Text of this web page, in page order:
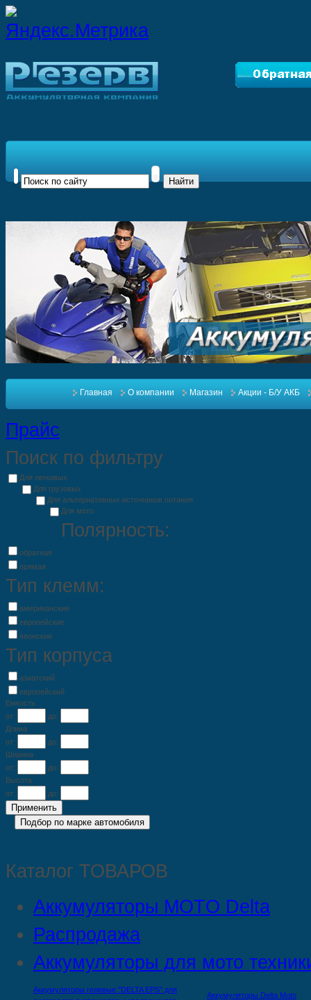
Главная О компании Магазин Акции - Б/У АКБ
Прайс
Поиск по фильтру
Для легковых
Для грузовых
Для альтернативных источников питания
Для мото
Полярность:
обратная
прямая
Тип клемм:
американские
европейские
японские
Тип корпуса
азиатский
европейский
Емкость
от:
до:
Длина
от:
до:
Ширина
от:
до:
Высота
от:
до:
Каталог ТОВАРОВ
Аккумуляторы MOTO Delta
Распродажа
Аккумуляторы для мото
Аккумуляторы гелевые "DELTA EPS" для
Аккумуляторы Delta Moto